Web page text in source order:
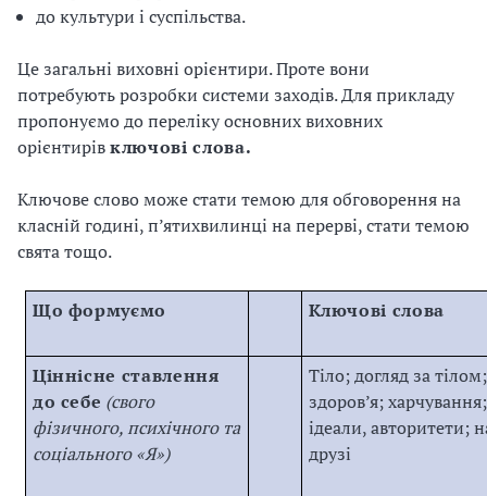
до культури і суспільства.
Це загальні виховні орієнтири. Проте вони
потребують розробки системи заходів. Для прикладу
пропонуємо до переліку основних виховних
орієнтирівключові слова.
Ключове слово може стати темою для обговорення на
класній годині, п’ятихвилинці на перерві, стати темою
свята тощо.
Що формуємо Ключові слова
Ціннісне ставлення
до себе (свого
фізичного, психічного та
соціального «Я»)
Тіло; догляд за
здоров’я;
ідеали, авторитети;
друзі